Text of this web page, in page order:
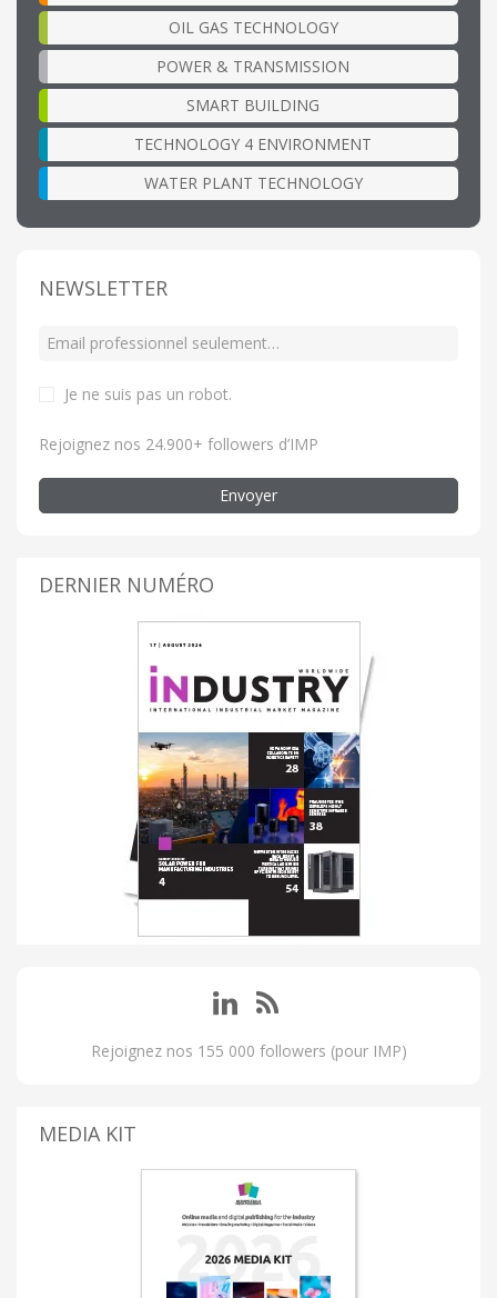
OIL GAS TECHNOLOGY
POWER & TRANSMISSION
SMART BUILDING
TECHNOLOGY 4 ENVIRONMENT
WATER PLANT TECHNOLOGY
NEWSLETTER
Je ne suis pas un robot.
Rejoignez nos 24.900+ followers d’IMP
Envoyer
DERNIER NUMÉRO
Rejoignez nos 155 000 followers (pour IMP)
MEDIA KIT